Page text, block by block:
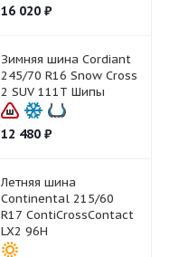
16 020₽
Зимняя шина Cordiant
245/70 R16 Snow Cross
2 SUV 111T Шипы
12 480₽
Летняя шина
Continental 215/60
R17 ContiCrossContact
LX2 96H